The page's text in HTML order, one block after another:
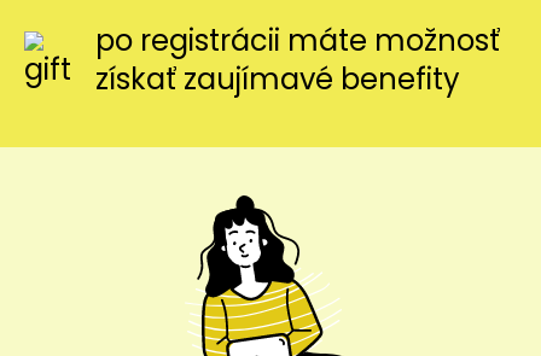
po registrácii máte možnosť
získať zaujímavé benefity